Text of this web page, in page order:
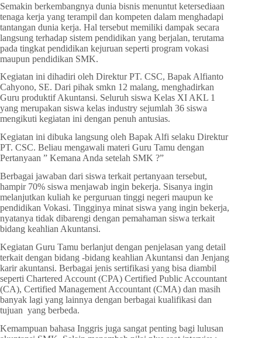
Semakin berkembangnya dunia bisnis menuntut ketersediaan
tenaga kerja yang terampil dan kompeten dalam menghadapi
tantangan dunia kerja. Hal tersebut memiliki dampak secara
langsung terhadap sistem pendidikan yang berjalan, terutama
pada tingkat pendidikan kejuruan seperti program vokasi
maupun pendidikan SMK.
Kegiatan ini dihadiri oleh Direktur PT. CSC, Bapak Alfianto
Cahyono, SE. Dari pihak smkn 12 malang, menghadirkan
Guru produktif Akuntansi. Seluruh siswa Kelas XI AKL 1
yang merupakan siswa kelas industry sejumlah 36 siswa
mengikuti kegiatan ini dengan penuh antusias.
Kegiatan ini dibuka langsung oleh Bapak Alfi selaku Direktur
PT. CSC. Beliau mengawali materi Guru Tamu dengan
Pertanyaan ” Kemana Anda setelah SMK ?”
Berbagai jawaban dari siswa terkait pertanyaan tersebut,
hampir 70% siswa menjawab ingin bekerja. Sisanya ingin
melanjutkan kuliah ke perguruan tinggi negeri maupun ke
pendidikan Vokasi. Tingginya minat siswa yang ingin bekerja,
nyatanya tidak dibarengi dengan pemahaman siswa terkait
bidang keahlian Akuntansi.
Kegiatan Guru Tamu berlanjut dengan penjelasan yang detail
terkait dengan bidang -bidang keahlian Akuntansi dan Jenjang
karir akuntansi. Berbagai jenis sertifikasi yang bisa diambil
seperti Chartered Account (CPA) Certified Public Accountant
(CA), Certified Management Accountant (CMA) dan masih
banyak lagi yang lainnya dengan berbagai kualifikasi dan
tujuan yang berbeda.
Kemampuan bahasa Inggris juga sangat penting bagi lulusan